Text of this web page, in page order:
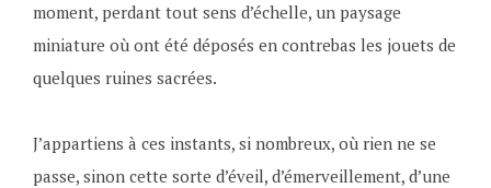
moment, perdant tout sens d’échelle, un paysage
miniature où ont été déposés en contrebas les jouets de
quelques ruines sacrées.
J’appartiens à ces instants, si nombreux, où rien ne se
passe, sinon cette sorte d’éveil, d’émerveillement, d’une